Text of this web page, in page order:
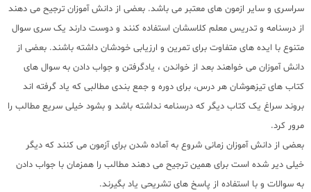
سراسری و سایر ازمون های معتبر می باشد. بعضی از دانش آموزان ترجیح می دهند
از درسنامه و تدریس معلم کلاسشان استفاده کنند و دوست دارند یک سری سوال
متنوع با ایده های متفاوت برای تمرین و ارزیابی خودشان داشته باشند. بعضی از
دانش آموزان می خواهند بعد از خواندن ، یادگرفتن و جواب دادن به سوال های
کتاب های تیزهوشان هر درس، برای دوره و جمع بندی مطالبی که یاد گرفته اند
بروند سراغ یک کتاب دیگر که درسنامه نداشته باشد و بشود خیلی سریع مطالب را
مرور کرد.
بعضی از دانش آموزان زمانی شروع به آماده شدن برای آزمون می کنند که دیگر
خیلی دیر شده است برای همین ترجیح می دهند مطالب را همزمان با جواب دادن
به سوالات و با استفاده از پاسخ های تشریحی یاد بگیرند.